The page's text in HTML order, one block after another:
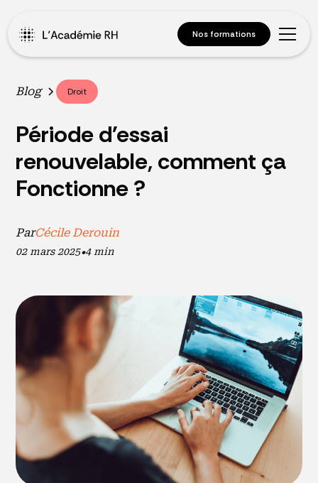
Nos formations
Blog Droit
Période d'essai
renouvelable, comment ça
Fonctionne ?
ParCécile Derouin
02 mars 2025•4 min